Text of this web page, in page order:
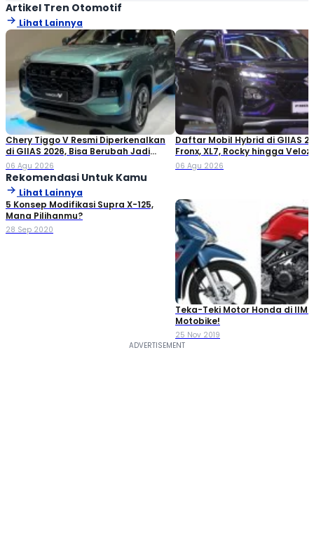
Artikel Tren Otomotif
Lihat Lainnya
Chery Tiggo V Resmi Diperkenalkan
di GIIAS 2026, Bisa Berubah Jadi
Double Cabin
06 Agu 2026
Daftar Mobil Hybrid di GIIAS
Fronx, XL7, Rocky hingga Veloz!
06 Agu 2026
Rekomendasi Untuk Kamu
Lihat Lainnya
5 Konsep Modifikasi Supra X-125,
Mana Pilihanmu?
28 Sep 2020
Teka-Teki Motor Honda di IIMS
Motobike!
25 Nov 2019